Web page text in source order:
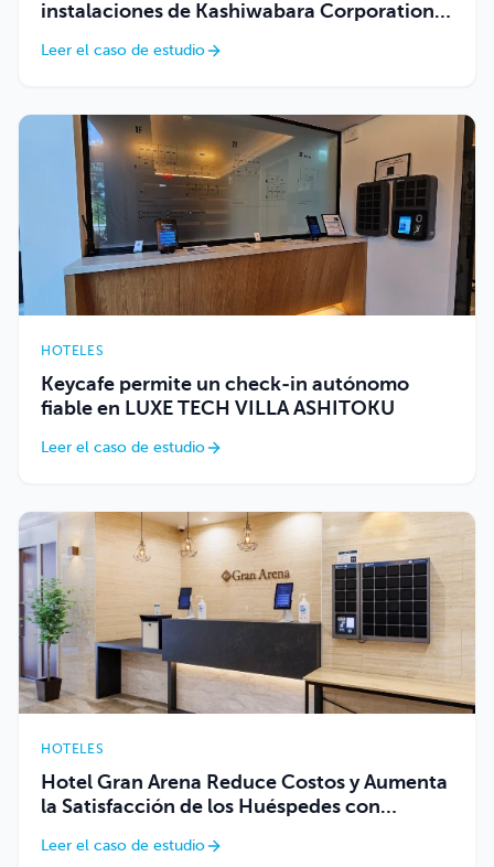
instalaciones de Kashiwabara Corporation
Leer el caso de estudio
HOTELES
Keycafe permite un check-in autónomo
fiable en LUXE TECH VILLA ASHITOKU
Leer el caso de estudio
HOTELES
Hotel Gran Arena Reduce Costos y Aumenta
la Satisfacción de los Huéspedes con
Leer el caso de estudio